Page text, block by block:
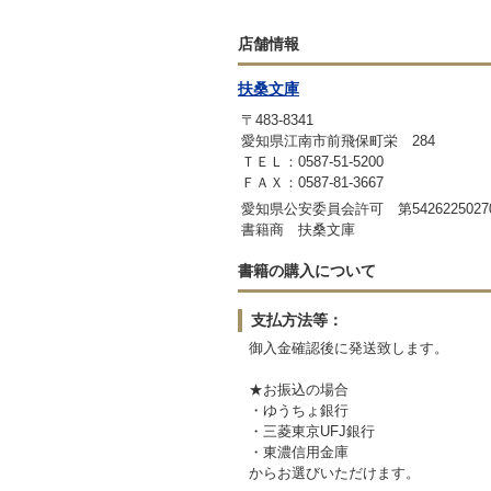
店舗情報
扶桑文庫
〒483-8341
愛知県江南市前飛保町栄 284
ＴＥＬ：0587-51-5200
ＦＡＸ：0587-81-3667
愛知県公安委員会許可 第
書籍商 扶桑文庫
書籍の購入について
支払方法等：
御入金確認後に発送致します。
★お振込の場合
・ゆうちょ銀行
・三菱東京UFJ銀行
・東濃信用金庫
からお選びいただけます。